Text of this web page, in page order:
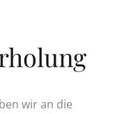
wir an die